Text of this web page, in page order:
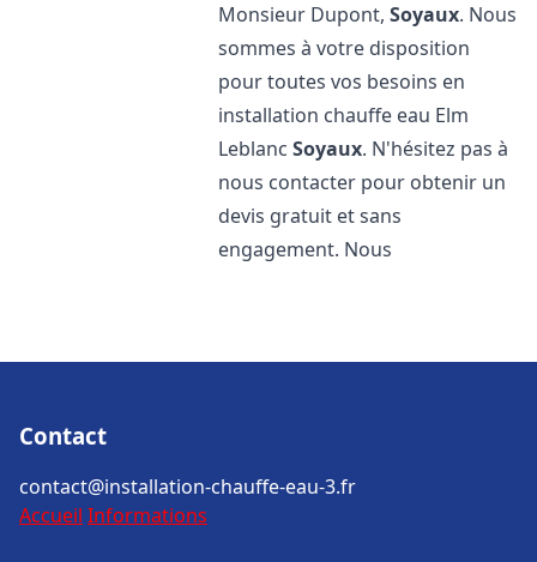
Monsieur Dupont,Soyaux. Nous
sommes à votre disposition
pour toutes vos besoins en
installation chauffe eau Elm
LeblancSoyaux. N'hésitez pas à
nous contacter pour obtenir un
devis gratuit et sans
engagement. Nous
Contact
contact@installation-chauffe-eau-3.fr
Accueil Informations